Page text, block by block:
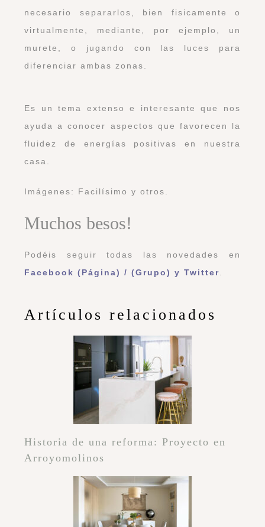
necesario separarlos, bien fisicamente o
virtualmente, mediante, por ejemplo, un
murete, o jugando con las luces para
diferenciar ambas zonas.
Es un tema extenso e interesante que nos
ayuda a conocer aspectos que favorecen la
fluidez de energías positivas en nuestra
casa.
Imágenes: Facilísimo y otros.
Muchos besos!
Podéis seguir todas las novedades en
Facebook (Página) / (Grupo) y Twitter
Artículos relacionados
Historia de una reforma: Proyecto en
Arroyomolinos